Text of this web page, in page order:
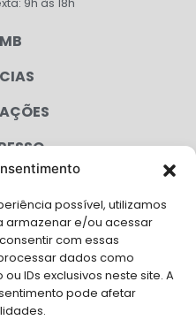
possível, utilizamos
armazenar e/ou acessar
com essas
dados como
IDs exclusivos neste site. A
pode afetar